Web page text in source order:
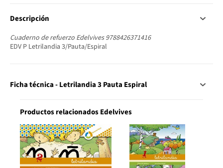
Descripción
Cuaderno de refuerzo Edelvives 9788426371416
EDV P Letrilandia 3/Pauta/Espiral
Ficha técnica - Letrilandia 3 Pauta Espiral
Productos relacionados Edelvives